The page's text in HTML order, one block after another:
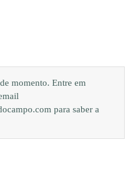
momento. Entre em
para saber a